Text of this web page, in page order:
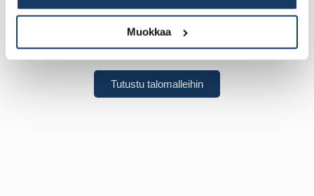
Muokkaa
Snadit
Tutustu talomalleihin